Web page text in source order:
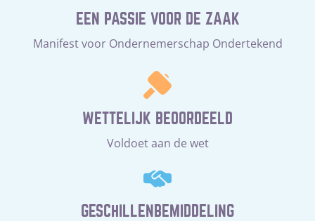
EEN PASSIE VOOR DE ZAAK
Manifest voor Ondernemerschap Ondertekend
WETTELIJK BEOORDEELD
Voldoet aan de wet
GESCHILLENBEMIDDELING